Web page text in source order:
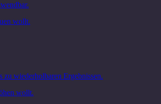
wollt.
wiederholbaren Ergebnissen.
wollt.